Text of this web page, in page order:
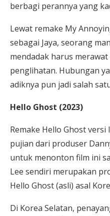
berbagi perannya yang
Lewat remake My
sebagai Jaya, seorang
mendadak harus
penglihatan. Hubungan
adiknya pun jadi salah
Hello Ghost (2023)
Remake Hello Ghost
pujian dari produser
untuk menonton film ini
Lee sendiri merupakan
Hello Ghost (asli) asal
Di Korea Selatan,